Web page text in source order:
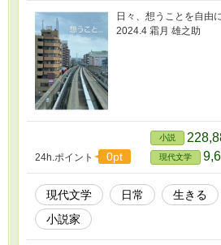
日々、想うことを自由
2024.4 霜月 雄之助
24h.ポイント 0pt
小説
現代文学
現代文学 日常 生きる
小説家